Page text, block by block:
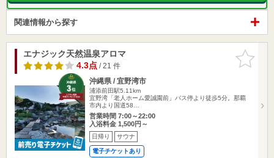
関連情報から探す
お気に入
りに追加
エナジック天然温泉アロマ
4.3点/ 21 件
沖縄県 / 宜野湾市
浦添前田駅5.11km
宜野湾「老人ホーム愛誠園前」バス停より徒歩5分。那覇
市内より国道58…
営業時間 7:00～22:00
入浴料金 1,500円～
日帰り サウナ
電子チケットあり